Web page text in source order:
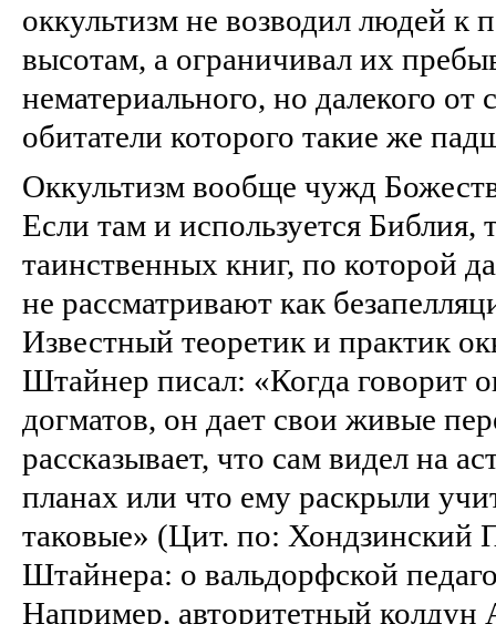
оккультизм не возводил людей
высотам, а ограничивал их
нематериального, но далекого от
обитатели которого такие же
Оккультизм вообще чужд
Если там и используется Библия,
таинственных книг, по которой
не рассматривают как
Известный теоретик и практик
Штайнер писал: «Когда говорит
догматов, он дает свои живые
рассказывает, что сам видел на
планах или что ему раскрыли
таковые» (Цит. по: Хондзинский
Штайнера: о вальдорфской
Например, авторитетный колдун